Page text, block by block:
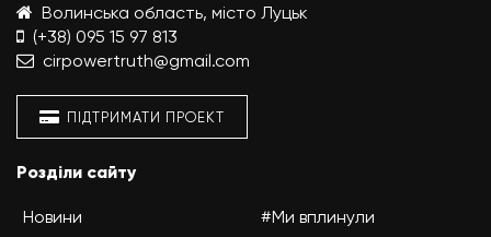
Волинська область, місто Луцьк
(+38) 095 15 97 813
cirpowertruth@gmail.com
ПІДТРИМАТИ ПРОЕКТ
Розділи сайту
Новини
#Ми вплинули